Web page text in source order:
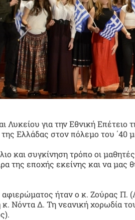
Λυκείου για την Εθνική Επέτειο
Ελλάδας στον πόλεμο του ΄40
και συγκίνηση τρόπο οι
της εποχής εκείνης και να
ήταν ο κ. Ζούρας Π.
Νόντα Δ. Τη νεανική χορωδία